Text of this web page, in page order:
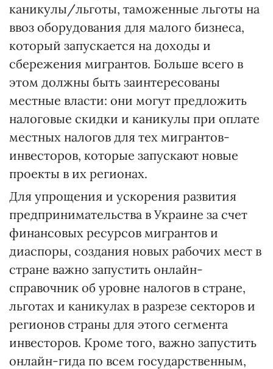
каникулы/льготы, таможенные льготы на
ввоз оборудования для малого бизнеса,
который запускается на доходы и
сбережения мигрантов. Больше всего в
этом должны быть заинтересованы
местные власти: они могут предложить
налоговые скидки и каникулы при оплате
местных налогов для тех мигрантов-
инвесторов, которые запускают новые
проекты в их регионах.
Для упрощения и ускорения развития
предпринимательства в Украине за счет
финансовых ресурсов мигрантов и
диаспоры, создания новых рабочих мест в
стране важно запустить онлайн-
справочник об уровне налогов в стране,
льготах и каникулах в разрезе секторов и
регионов страны для этого сегмента
инвесторов. Кроме того, важно запустить
онлайн-гида по всем государственным,